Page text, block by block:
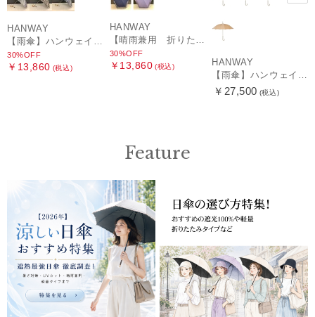
HANWAY
【雨傘】ハンウェイ (HANWAY) Pカットジャカード Dot & Stripe mix CJ ドット・アンド・ストライプ・シー・ジェー ショート長傘 日本製
30%OFF
￥13,860 (税込)
HANWAY
30%OFF
￥13,860 (税込)
HANWAY
￥27,500 (税込)
Feature